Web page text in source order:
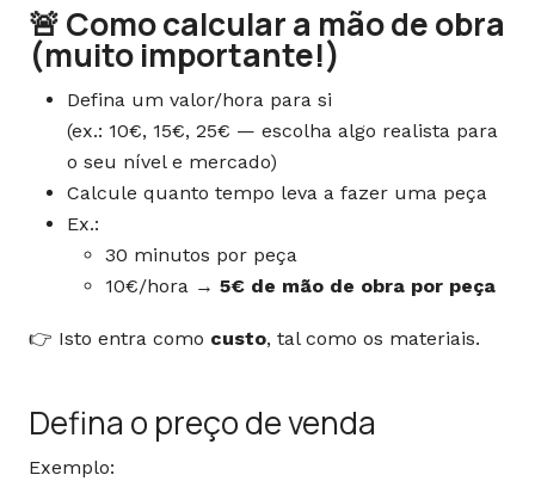
🚨 Como calcular a mão de obra
(muito importante!)
Defina um valor/hora para si
(ex.: 10€, 15€, 25€ — escolha algo realista para
o seu nível e mercado)
Calcule quanto tempo leva a fazer uma peça
Ex.:
30 minutos por peça
10€/hora → 5€ de mão de obra por peça
👉 Isto entra como custo, tal como os materiais.
Defina o preço de venda
Exemplo: